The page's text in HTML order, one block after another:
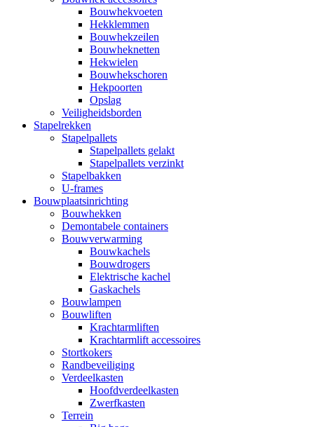
Bouwhekvoeten
Hekklemmen
Bouwhekzeilen
Bouwheknetten
Hekwielen
Bouwhekschoren
Hekpoorten
Opslag
Veiligheidsborden
Stapelrekken
Stapelpallets
Stapelpallets gelakt
Stapelpallets verzinkt
Stapelbakken
U-frames
Bouwplaatsinrichting
Bouwhekken
Demontabele containers
Bouwverwarming
Bouwkachels
Bouwdrogers
Elektrische kachel
Gaskachels
Bouwlampen
Bouwliften
Krachtarmliften
Krachtarmlift accessoires
Stortkokers
Randbeveiliging
Verdeelkasten
Hoofdverdeelkasten
Zwerfkasten
Terrein